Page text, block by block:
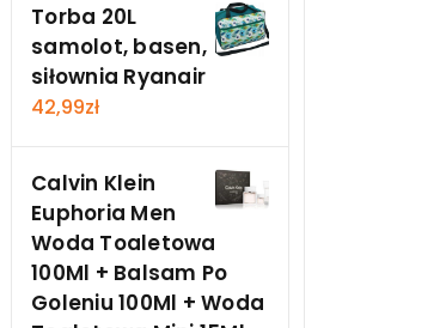
Torba 20L
samolot, basen,
siłownia Ryanair
42,99zł
Calvin Klein
Euphoria Men
Woda Toaletowa
100Ml + Balsam Po
Goleniu 100Ml + Woda